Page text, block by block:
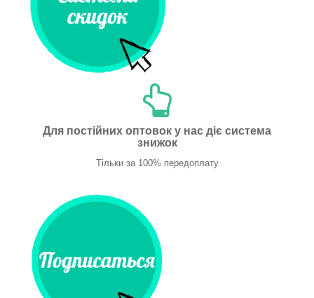
Для постійних оптовок у нас діє система
знижок
Тільки за 100% передоплату